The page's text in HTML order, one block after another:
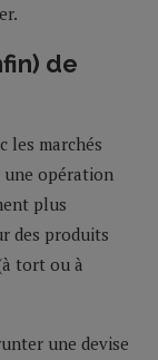
de
les marchés
une opération
plus
des produits
tort ou à
une devise